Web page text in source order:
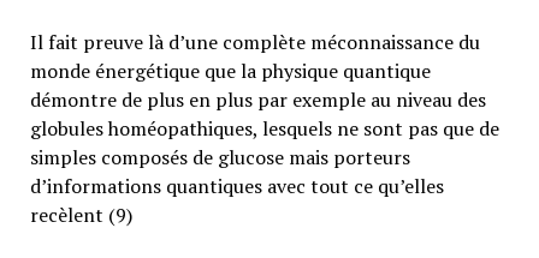
Il fait preuve là d’une complète méconnaissance du
monde énergétique que la physique quantique
démontre de plus en plus par exemple au niveau des
globules homéopathiques, lesquels ne sont pas que de
simples composés de glucose mais porteurs
d’informations quantiques avec tout ce qu’elles
recèlent (9)